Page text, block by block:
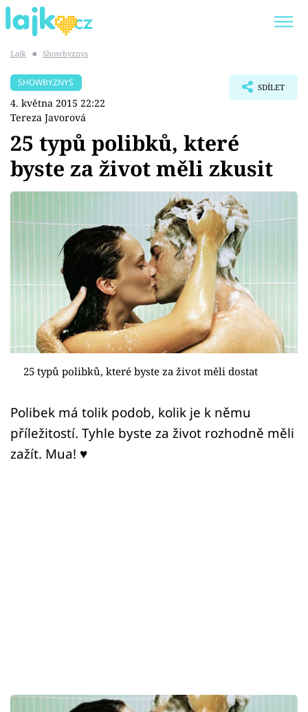
SHOPAHOLICADEL
Témata
Youtubeři
Virály
Sex a vztahy
Videa
Sledujte prima+
Přihlášení
Lajk ■ Showbyznys
SHOWBYZNYS
4. května 2015 22:22
Tereza Javorová
SDÍLET
25 typů polibků, které
byste za život měli zkusit
25 typů polibků, které byste za život měli dostat
Polibek má tolik podob, kolik je k němu
příležitostí. Tyhle byste za život rozhodně měli
zažít. Mua! ♥